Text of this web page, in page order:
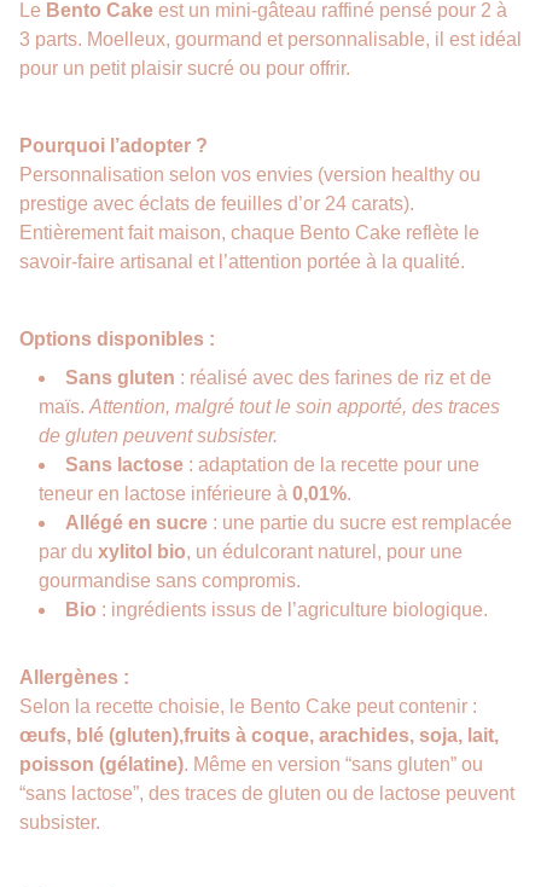
Le Bento Cake est un mini-gâteau raffiné pensé pour 2 à
3 parts. Moelleux, gourmand et personnalisable, il est idéal
pour un petit plaisir sucré ou pour offrir.
Pourquoi l’adopter ?
Personnalisation selon vos envies (version healthy ou
prestige avec éclats de feuilles d’or 24 carats).
Entièrement fait maison, chaque Bento Cake reflète le
savoir-faire artisanal et l’attention portée à la qualité.
Options disponibles :
Sans gluten : réalisé avec des farines de riz et de
maïs. Attention, malgré tout le soin apporté, des traces
de gluten peuvent subsister.
Sans lactose : adaptation de la recette pour une
teneur en lactose inférieure à 0,01%.
Allégé en sucre : une partie du sucre est remplacée
par du xylitol bio, un édulcorant naturel, pour une
gourmandise sans compromis.
Bio : ingrédients issus de l’agriculture biologique.
Allergènes :
Selon la recette choisie, le Bento Cake peut contenir :
œufs, blé (gluten),fruits à coque, arachides, soja, lait,
poisson (gélatine). Même en version “sans gluten” ou
“sans lactose”, des traces de gluten ou de lactose peuvent
subsister.